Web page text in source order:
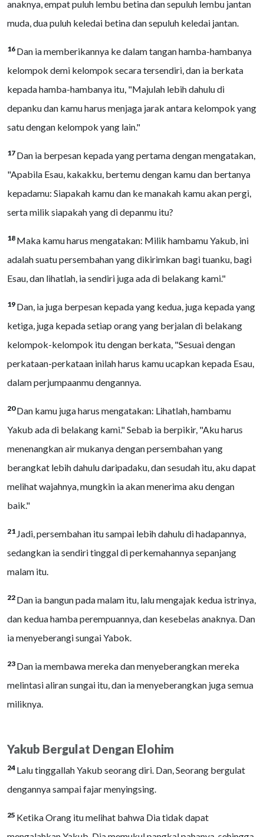
anaknya, empat puluh lembu betina dan sepuluh lembu jantan
muda, dua puluh keledai betina dan sepuluh keledai jantan.
16 Dan ia memberikannya ke dalam tangan hamba-hambanya
kelompok demi kelompok secara tersendiri, dan ia berkata
kepada hamba-hambanya itu, "Majulah lebih dahulu di
depanku dan kamu harus menjaga jarak antara kelompok yang
satu dengan kelompok yang lain."
17 Dan ia berpesan kepada yang pertama dengan mengatakan,
"Apabila Esau, kakakku, bertemu dengan kamu dan bertanya
kepadamu: Siapakah kamu dan ke manakah kamu akan pergi,
serta milik siapakah yang di depanmu itu?
18 Maka kamu harus mengatakan: Milik hambamu Yakub, ini
adalah suatu persembahan yang dikirimkan bagi tuanku, bagi
Esau, dan lihatlah, ia sendiri juga ada di belakang kami."
19 Dan, ia juga berpesan kepada yang kedua, juga kepada yang
ketiga, juga kepada setiap orang yang berjalan di belakang
kelompok-kelompok itu dengan berkata, "Sesuai dengan
perkataan-perkataan inilah harus kamu ucapkan kepada Esau,
dalam perjumpaanmu dengannya.
20Dan kamu juga harus mengatakan: Lihatlah, hambamu
Yakub ada di belakang kami." Sebab ia berpikir, "Aku harus
menenangkan air mukanya dengan persembahan yang
berangkat lebih dahulu daripadaku, dan sesudah itu, aku dapat
melihat wajahnya, mungkin ia akan menerima aku dengan
baik."
21 Jadi, persembahan itu sampai lebih dahulu di hadapannya,
sedangkan ia sendiri tinggal di perkemahannya sepanjang
malam itu.
22 Dan ia bangun pada malam itu, lalu mengajak kedua istrinya,
dan kedua hamba perempuannya, dan kesebelas anaknya. Dan
ia menyeberangi sungai Yabok.
23 Dan ia membawa mereka dan menyeberangkan mereka
melintasi aliran sungai itu, dan ia menyeberangkan juga semua
miliknya.
Yakub Bergulat Dengan Elohim
24 Lalu tinggallah Yakub seorang diri. Dan, Seorang bergulat
dengannya sampai fajar menyingsing.
25 Ketika Orang itu melihat bahwa Dia tidak dapat